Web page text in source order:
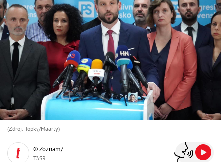
(Zdroj: Topky/Maarty)
© Zoznam/
TASR